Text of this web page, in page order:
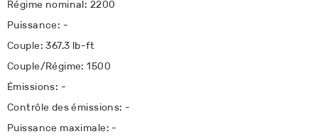
Régime nominal: 2200
Puissance: -
Couple: 367.3 lb-ft
Couple/Régime: 1500
Émissions: -
Contrôle des émissions: -
Puissance maximale: -